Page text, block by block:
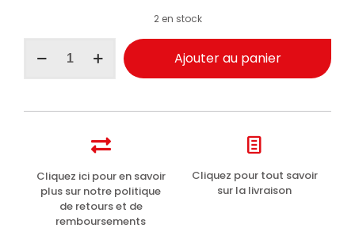
2 en stock
Ajouter au panier
Cliquez ici pour en savoir
plus sur notre politique
de retours et de
remboursements
Cliquez pour tout savoir
sur la livraison